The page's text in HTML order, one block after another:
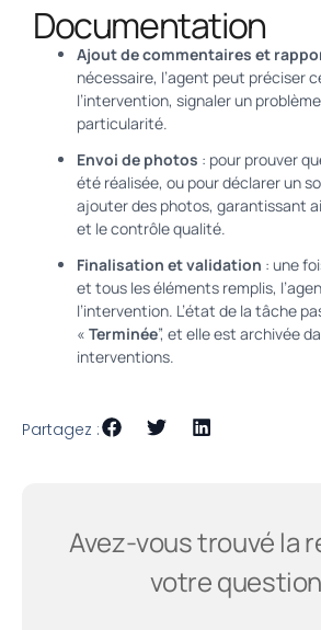
Documentation
Ajout de commentaires et
nécessaire, l’agent peut préciser
l’intervention, signaler un
particularité.
Envoi de photos : pour prouver
été réalisée, ou pour déclarer un
ajouter des photos, garantissant
et le contrôle qualité.
Finalisation et validation : une
et tous les éléments remplis,
l’intervention. L’état de la tâche
« Terminée”, et elle est archivée
interventions.
Partagez :